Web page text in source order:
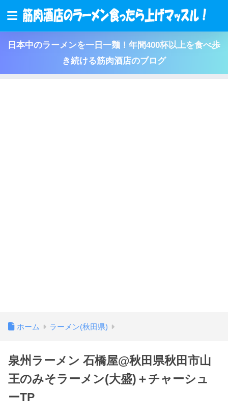
日本中のラーメンを一日一麺！年間400杯以上を食べ歩
き続ける筋肉酒店のブログ
ホーム ラーメン(秋田県)
泉州ラーメン 石橋屋@秋田県秋田市山
王のみそラーメン(大盛)＋チャーシュ
ーTP